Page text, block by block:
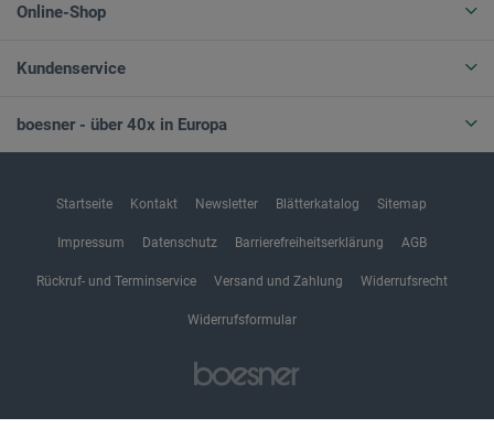
Online-Shop
Kundenservice
boesner - über 40x in Europa
Startseite Kontakt Newsletter Blätterkatalog Sitemap
Impressum Datenschutz Barrierefreiheitserklärung AGB
Rückruf- und Terminservice Versand und Zahlung Widerrufsrecht
Widerrufsformular